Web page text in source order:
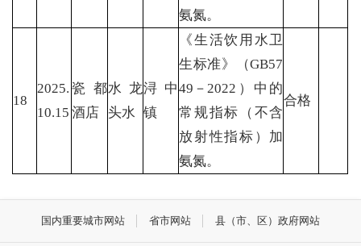
氨氮。
18
2025.
10.15
瓷都
酒店
水龙
头水
浔中
镇
《生活饮用水卫
生标准》（GB57
49－2022）中的
常规指标（不含
放射性指标）加
氨氮。
合格
国内重要城市网站 省市网站 县（市、区）政府网站